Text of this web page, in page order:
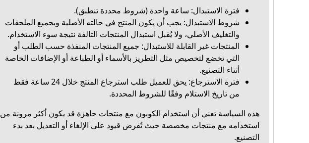
فترة الاستبدال: ساعة واحدة (شروط محددة تنطبق).
شروط الاستبدال: يجب أن يكون المنتج في حالته الأصلية وبجميع الملحقات
والتغليف الأصلي، ولا يُقبل استبدال المنتجات التالفة نتيجة سوء الاستخدام.
المنتجات غير القابلة للاستبدال: جميع المنتجات المنفذة حسب الطلب أو
التي تخضع لتخصيص مثل التطريز بالأسماء أو الطباعة أو الإضافات الخاصة
أثناء التصنيع.
فترة الاسترجاع: يحق للعميل طلب استرجاع المنتج خلال 24 ساعة فقط
من تاريخ الاستلام وفقًا للشروط المحددة.
هذه السياسة تعني أن استخدام الكوبون مع منتجات جاهزة قد يكون أكثر مرونة من
استخدامه مع منتجات مخصصة حيث تُفرض قيود على الإلغاء أو التعديل بعد بدء
التصنيع.